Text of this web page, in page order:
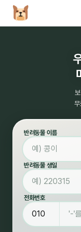
반려동물 이름
반려동물 생일
전화번호